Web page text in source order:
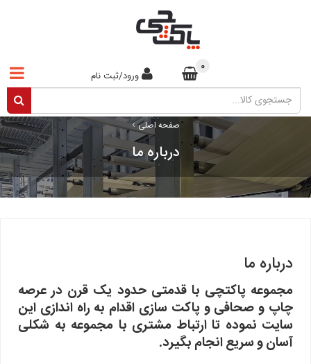
ورود/ثبت نام
0
صفحه اصلی ›
درباره ما
درباره ما
مجموعه پاکتچی با قدمتی حدود یک قرن در عرصه
چاپ و صحافی و پاکت سازی اقدام به راه اندازی این
سایت نموده تا ارتباط مشتری با مجموعه به شکلی
آسان و سریع انجام بگیرد.